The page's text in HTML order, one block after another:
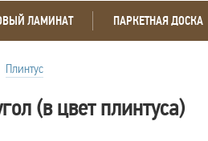
ЛАМИНАТ ПАРКЕТНАЯ ДОСКА
Плинтус
(в цвет плинтуса)